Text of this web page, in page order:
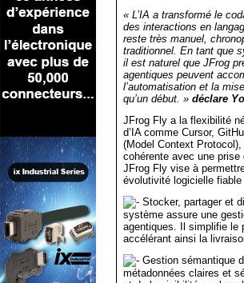
« L’IA a transformé le
des interactions en
reste très manuel,
traditionnel. En tant que
il est naturel que JFrog
agentiques peuvent
l’automatisation et la
qu’un début. » déclare
JFrog Fly a la flexibilité
d’IA comme Cursor,
(Model Context
cohérente avec une
JFrog Fly vise à
évolutivité logicielle
Stocker, partager et
système assure une
agentiques. Il simplifie le
accélérant ainsi la
Gestion sémantique
métadonnées claires et